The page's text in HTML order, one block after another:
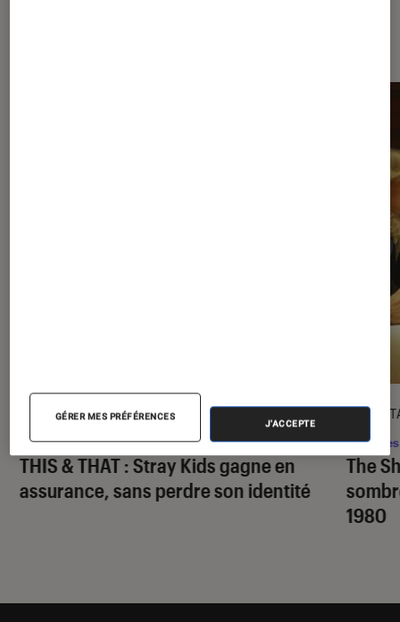
THIS & THAT: Stray Kids gagne en
assurance, sans perdre son identité
CRITIQUE
Musique • 07 août. 2026
The
1980
Séries
GÉRER MES PRÉFÉRENCES
J'ACCEPTE